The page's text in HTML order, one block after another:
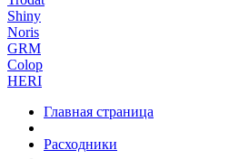
Shiny
Noris
GRM
Colop
HERI
Главная страница
Расходники